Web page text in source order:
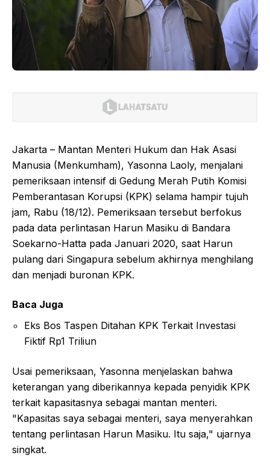
Jakarta – Mantan Menteri Hukum dan Hak Asasi
Manusia (Menkumham), Yasonna Laoly, menjalani
pemeriksaan intensif di Gedung Merah Putih Komisi
Pemberantasan Korupsi (KPK) selama hampir tujuh
jam, Rabu (18/12). Pemeriksaan tersebut berfokus
pada data perlintasan Harun Masiku di Bandara
Soekarno-Hatta pada Januari 2020, saat Harun
pulang dari Singapura sebelum akhirnya menghilang
dan menjadi buronan KPK.
Baca Juga
Eks Bos Taspen Ditahan KPK Terkait Investasi
Fiktif Rp1 Triliun
Usai pemeriksaan, Yasonna menjelaskan bahwa
keterangan yang diberikannya kepada penyidik KPK
terkait kapasitasnya sebagai mantan menteri.
"Kapasitas saya sebagai menteri, saya menyerahkan
tentang perlintasan Harun Masiku. Itu saja," ujarnya
singkat.